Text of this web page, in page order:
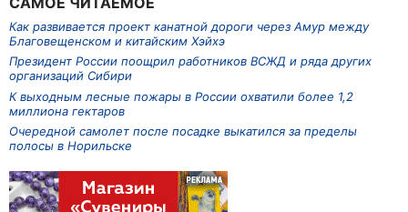
Как развивается проект канатной дороги через Амур между
Благовещенском и китайским Хэйхэ
Президент России поощрил работников ВСЖД и ряда других
организаций Сибири
К выходным лесные пожары в России охватили более 1,2
миллиона гектаров
Очередной самолет после посадке выкатился за пределы
полосы в Норильске